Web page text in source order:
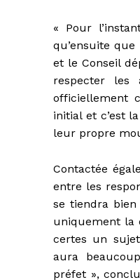
« Pour
qu’ensuite
et le Conseil
respecter les
officiellement
initial et c’est
leur propre
Contactée
entre les
se tiendra
uniquement la
certes un
aura
préfet »,